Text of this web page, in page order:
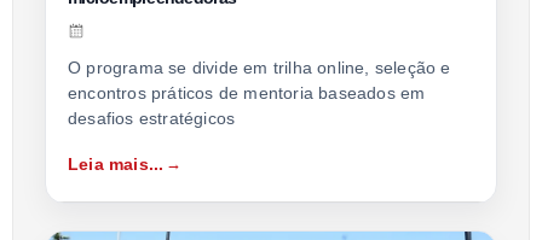
O programa se divide em trilha online, seleção e
encontros práticos de mentoria baseados em
desafios estratégicos
Leia mais...